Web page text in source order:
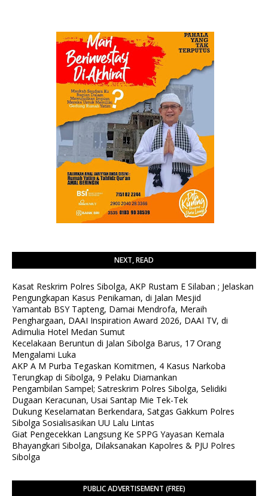
NEXT, READ
Kasat Reskrim Polres Sibolga, AKP Rustam E Silaban ; Jelaskan
Pengungkapan Kasus Penikaman, di Jalan Mesjid
Yamantab BSY Tapteng, Damai Mendrofa, Meraih
Penghargaan, DAAI Inspiration Award 2026, DAAI TV, di
Adimulia Hotel Medan Sumut
Kecelakaan Beruntun di Jalan Sibolga Barus, 17 Orang
Mengalami Luka
AKP A M Purba Tegaskan Komitmen, 4 Kasus Narkoba
Terungkap di Sibolga, 9 Pelaku Diamankan
Pengambilan Sampel; Satreskrim Polres Sibolga, Selidiki
Dugaan Keracunan, Usai Santap Mie Tek-Tek
Dukung Keselamatan Berkendara, Satgas Gakkum Polres
Sibolga Sosialisasikan UU Lalu Lintas
Giat Pengecekkan Langsung Ke SPPG Yayasan Kemala
Bhayangkari Sibolga, Dilaksanakan Kapolres & PJU Polres
Sibolga
PUBLIC ADVERTISEMENT (FREE)